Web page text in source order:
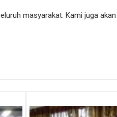
masyarakat. Kami juga